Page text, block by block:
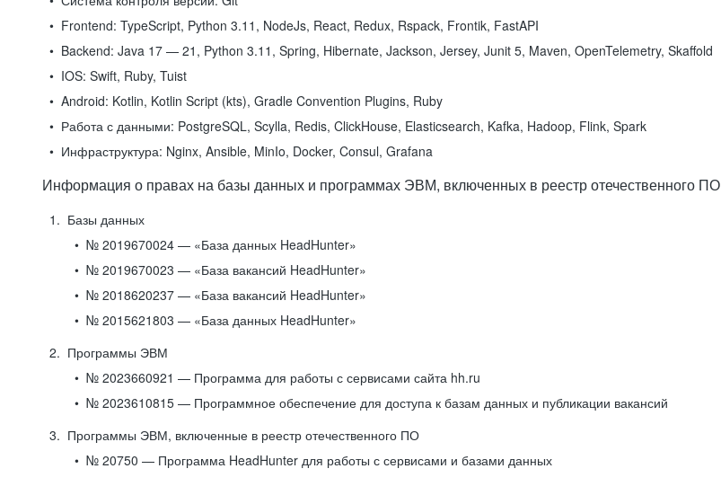
Frontend: TypeScript, Python 3.11, NodeJs, React, Redux, Rspack, Frontik, FastAPI
Backend: Java 17 — 21, Python 3.11, Spring, Hibernate, Jackson, Jersey, Junit 5, Maven, OpenTelemetry, Skaffold
IOS: Swift, Ruby, Tuist
Android: Kotlin, Kotlin Script (kts), Gradle Convention Plugins, Ruby
Работа с данными: PostgreSQL, Scylla, Redis, ClickHouse, Elasticsearch, Kafka, Hadoop, Flink, Spark
Инфраструктура: Nginx, Ansible, MinIo, Docker, Consul, Grafana
Информация о правах на базы данных и программах ЭВМ, включенных в реестр отечественного ПО
Базы данных
№ 2019670024 — «База данных HeadHunter»
№ 2019670023 — «База вакансий HeadHunter»
№ 2018620237 — «База вакансий HeadHunter»
№ 2015621803 — «База данных HeadHunter»
Программы ЭВМ
№ 2023660921 — Программа для работы с сервисами сайта hh.ru
№ 2023610815 — Программное обеспечение для доступа к базам данных и публикации вакансий
Программы ЭВМ, включенные в реестр отечественного ПО
№ 20750 — Программа HeadHunter для работы с сервисами и базами данных